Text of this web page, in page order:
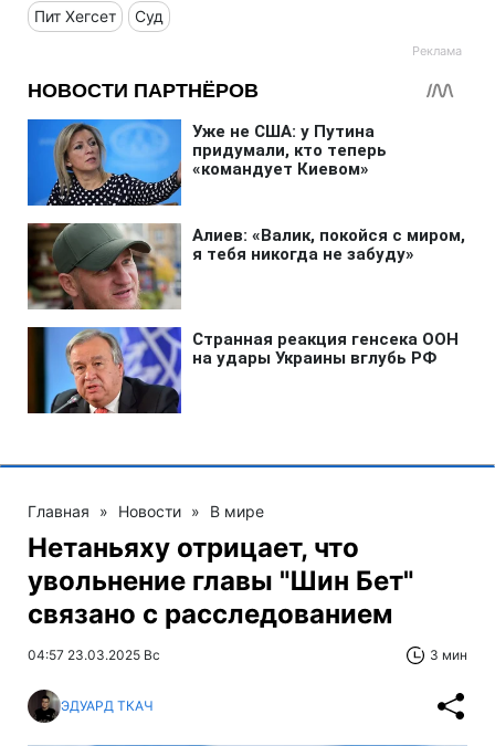
Пит Хегсет Суд
Главная » Новости » В мире
Нетаньяху отрицает, что
увольнение главы "Шин Бет"
связано с расследованием
04:57 23.03.2025 Вс 3 мин
ЭДУАРД ТКАЧ